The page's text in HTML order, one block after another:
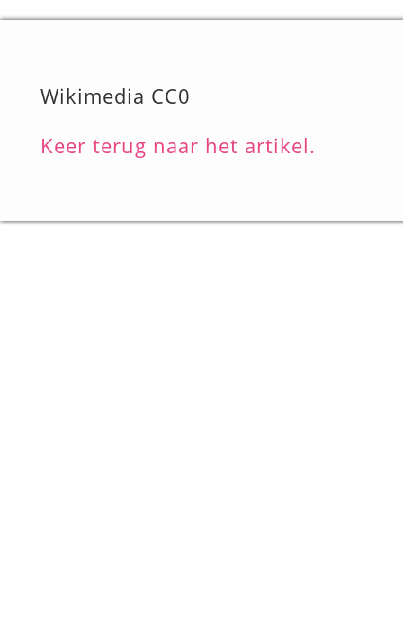
Wikimedia CC0
Keer terug naar het artikel.